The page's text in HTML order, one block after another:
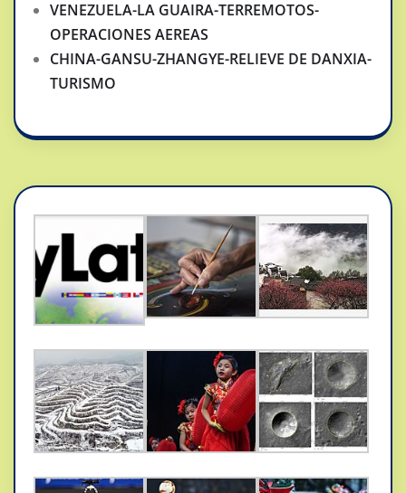
VENEZUELA-LA GUAIRA-TERREMOTOS-
OPERACIONES AEREAS
CHINA-GANSU-ZHANGYE-RELIEVE DE DANXIA-
TURISMO